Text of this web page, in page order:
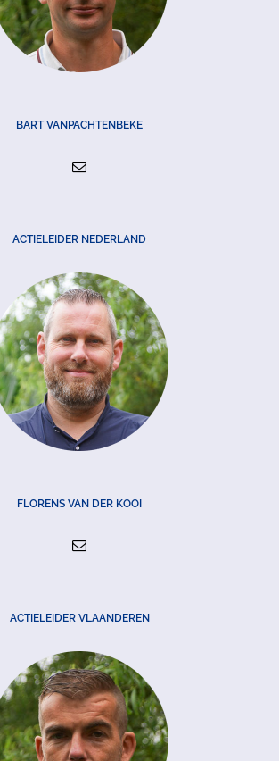
BART VANPACHTENBEKE
ACTIELEIDER NEDERLAND
FLORENS VAN DER KOOI
ACTIELEIDER VLAANDEREN